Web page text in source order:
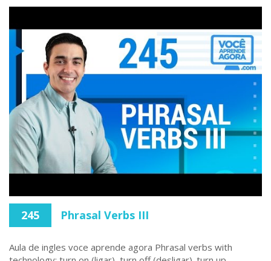
245 Phrasal Verbs III
Aula de ingles voce aprende agora Phrasal verbs with